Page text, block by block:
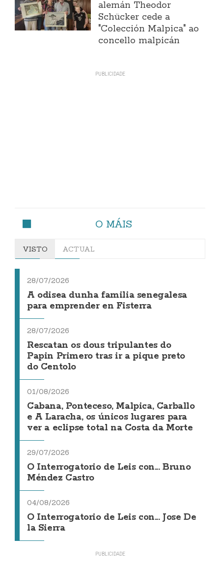
alemán Theodor
Schücker cede a
"Colección Malpica" ao
concello malpicán
O MÁIS
VISTO ACTUAL
28/07/2026
A odisea dunha familia senegalesa
para emprender en Fisterra
28/07/2026
Rescatan os dous tripulantes do
Papin Primero tras ir a pique preto
do Centolo
01/08/2026
Cabana, Ponteceso, Malpica, Carballo
e A Laracha, os únicos lugares para
ver a eclipse total na Costa da Morte
29/07/2026
O Interrogatorio de Leis con... Bruno
Méndez Castro
04/08/2026
O Interrogatorio de Leis con... Jose De
la Sierra